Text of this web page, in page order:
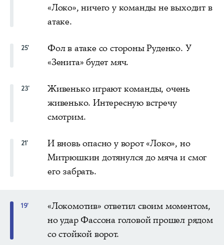
«Локо», ничего у команды не выходит в
атаке.
25'
Фол в атаке со стороны Руденко. У
«Зенита» будет мяч.
23'
Живенько играют команды, очень
живенько. Интересную встречу
смотрим.
21'
И вновь опасно у ворот «Локо», но
Митрюшкин дотянулся до мяча и смог
его забрать.
19'
«Локомотив» ответил своим моментом,
но удар Фассона головой прошел рядом
со стойкой ворот.